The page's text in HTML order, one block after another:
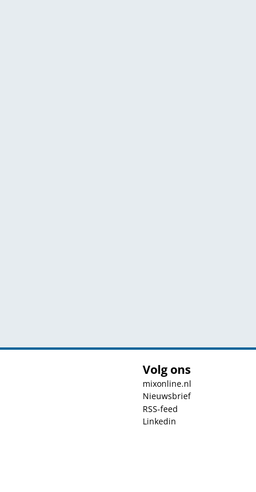
Volg ons
mixonline.nl
Nieuwsbrief
RSS-feed
Linkedin